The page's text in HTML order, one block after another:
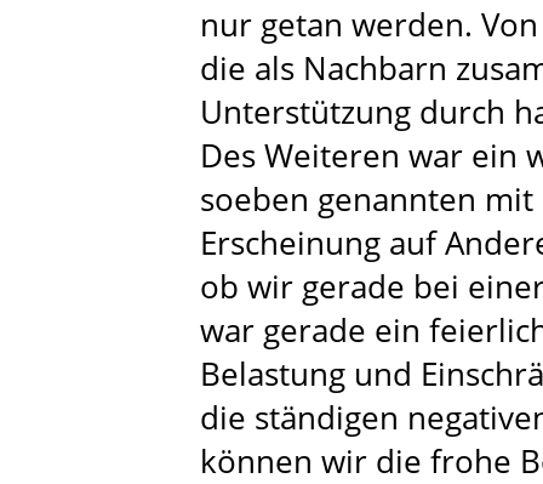
nur getan werden.
die als Nachbarn
Unterstützung durch
Des Weiteren war ein
soeben genannten
Erscheinung auf
ob wir gerade bei
war gerade ein
Belastung und
die ständigen
können wir die frohe